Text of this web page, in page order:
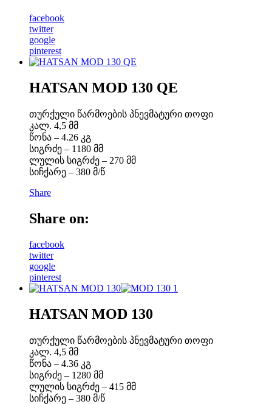
facebook
twitter
google
pinterest
HATSAN MOD 130 QE
თურქული წარმოების პნევმატური თოფი
კალ. 4,5 მმ
წონა – 4.26 კგ
სიგრძე – 1180 მმ
ლულის სიგრძე – 270 მმ
სიჩქარე – 380 მ/წ
Share
Share on:
facebook
twitter
google
pinterest
HATSAN MOD 130
თურქული წარმოების პნევმატური თოფი
კალ. 4,5 მმ
წონა – 4.36 კგ
სიგრძე – 1280 მმ
ლულის სიგრძე – 415 მმ
სიჩქარე – 380 მ/წ